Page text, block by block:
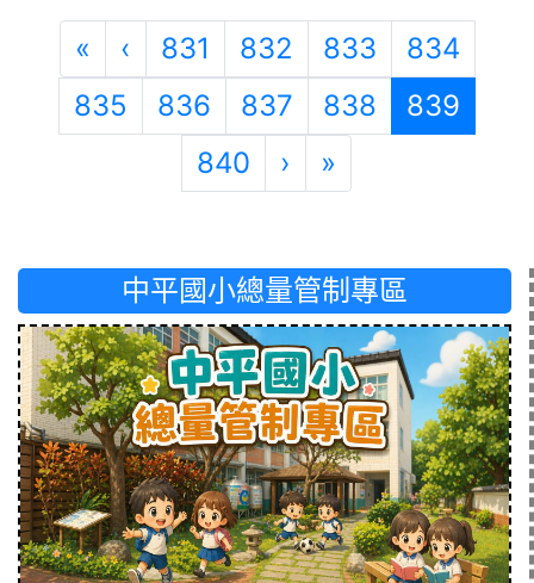
« 第一頁
‹ 上一頁
831 832 833
834
835
836 837 838 839(目前
840
› 下一頁
»
中平國小總量管制專區